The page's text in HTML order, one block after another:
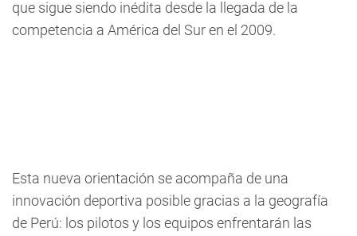
que sigue siendo inédita desde la llegada de la
competencia a América del Sur en el 2009.
Esta nueva orientación se acompaña de una
innovación deportiva posible gracias a la geografía
de Perú: los pilotos y los equipos enfrentarán las